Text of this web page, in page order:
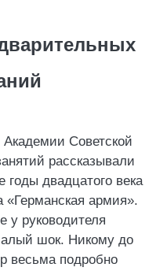
Советской
рассказывали
двадцатого века
«Германская армия».
у руководителя
шок. Никому до
весьма подробно